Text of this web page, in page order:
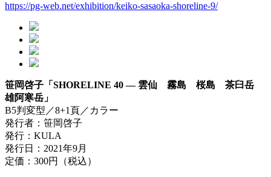
https://pg-web.net/exhibition/keiko-sasaoka-shoreline-9/
笹岡啓子「SHORELINE 40 — 雲仙 霧島 桜島 茶臼岳
雄阿寒岳」
B5判変型／8+1頁／カラー
発行者：笹岡啓子
発行：KULA
発行日：2021年9月
定価：300円（税込）